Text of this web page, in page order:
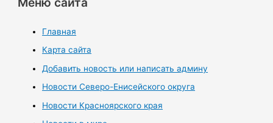
Главная
Карта сайта
Добавить новость или написать админу
Новости Северо-Енисейского округа
Новости Красноярского края